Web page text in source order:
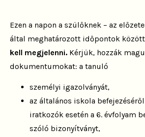
Ezen a napon a szülőknek – az
által meghatározott időpontok
kell megjelenni. Kérjük, hozzák
dokumentumokat: a tanuló
személyi igazolványát,
az általános iskola
iratkozók esetén a 6. évfolyam
szóló bizonyítványt,